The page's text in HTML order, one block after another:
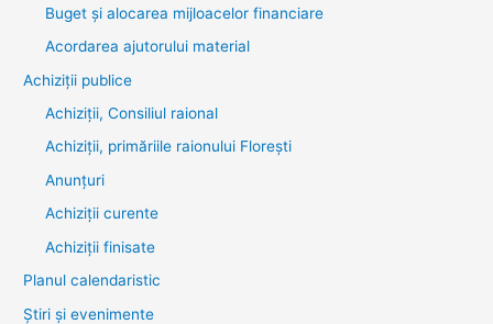
Buget și alocarea mijloacelor financiare
Acordarea ajutorului material
Achiziţii publice
Achiziții, Consiliul raional
Achiziții, primăriile raionului Florești
Anunțuri
Achiziții curente
Achiziții finisate
Planul calendaristic
Știri şi evenimente